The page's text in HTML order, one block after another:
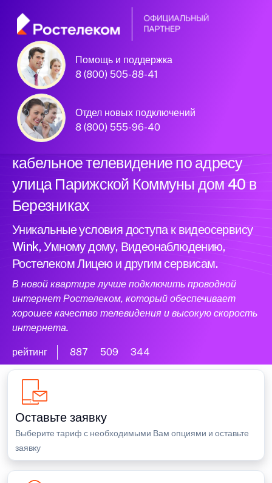
Помощь и поддержка
8 (800) 505-88-41
Отдел новых подключений
8 (800) 555-96-40
Официальный
партнер Ростелеком
Подключили новый интернет и
кабельное телевидение по адресу
улица Парижской Коммуны дом 40 в
Березниках
Уникальные условия доступа к видеосервису
Wink, Умному дому, Видеонаблюдению,
Ростелеком Лицею и другим сервисам.
В новой квартире лучше подключить проводной
интернет Ростелеком, который обеспечивает
хорошее качество телевидения и высокую скорость
интернета.
рейтинг 887 509 344
Оставьте заявку
Выберите тариф с необходимыми Вам опциями и оставьте
заявку